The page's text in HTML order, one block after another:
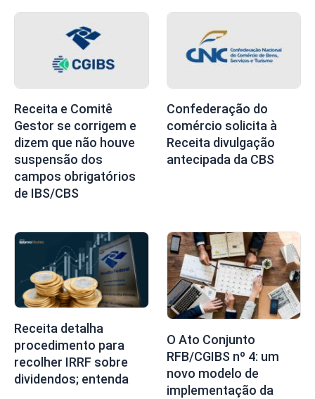
Receita e Comitê
Gestor se corrigem e
dizem que não houve
suspensão dos
campos obrigatórios
de IBS/CBS
Confederação do
comércio solicita à
Receita divulgação
antecipada da CBS
Receita detalha
procedimento para
recolher IRRF sobre
dividendos; entenda
O Ato Conjunto
RFB/CGIBS nº 4: um
novo modelo de
implementação da